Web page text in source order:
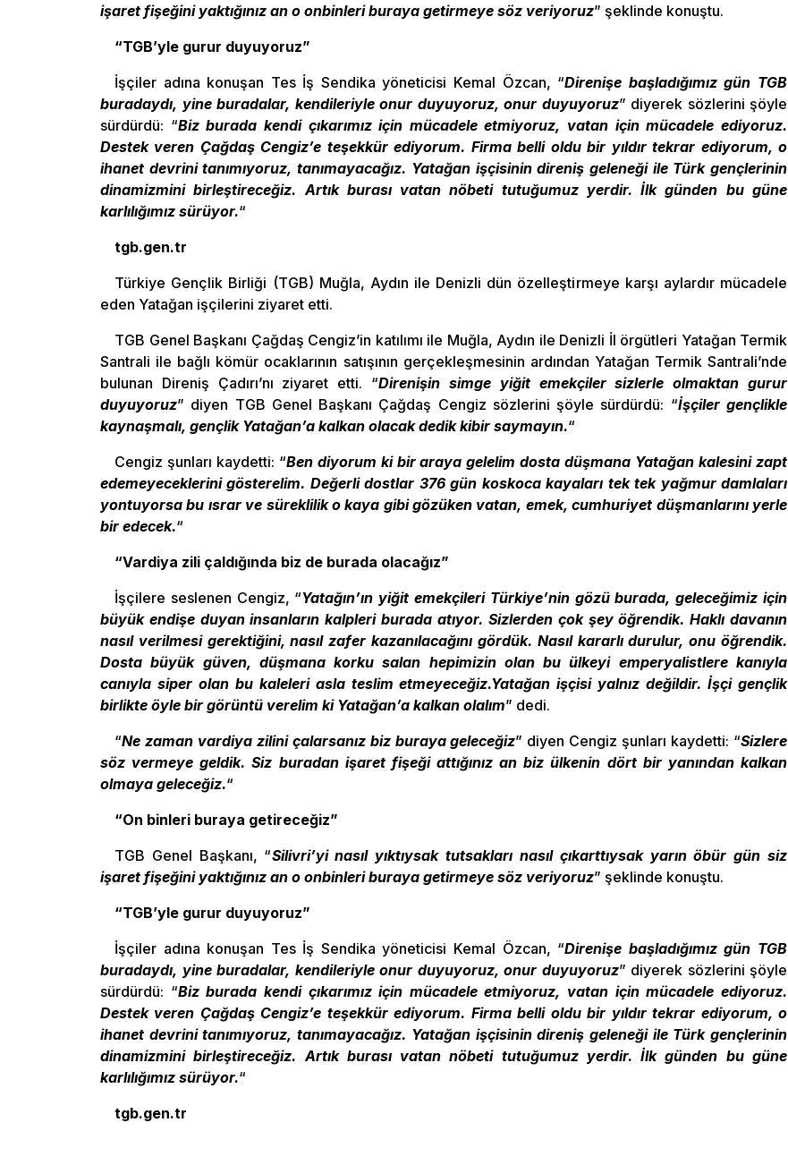
işaret fişeğini yaktığınız an o onbinleri buraya getirmeye söz veriyoruz” şeklinde konuştu.
“TGB’yle gurur duyuyoruz”
İşçiler adına konuşan Tes İş Sendika yöneticisi Kemal Özcan, “Direnişe başladığımız gün TGB
buradaydı, yine buradalar, kendileriyle onur duyuyoruz, onur duyuyoruz” diyerek sözlerini şöyle
sürdürdü: “Biz burada kendi çıkarımız için mücadele etmiyoruz, vatan için mücadele ediyoruz.
Destek veren Çağdaş Cengiz’e teşekkür ediyorum. Firma belli oldu bir yıldır tekrar ediyorum, o
ihanet devrini tanımıyoruz, tanımayacağız. Yatağan işçisinin direniş geleneği ile Türk gençlerinin
dinamizmini birleştireceğiz. Artık burası vatan nöbeti tutuğumuz yerdir. İlk günden bu güne
karlılığımız sürüyor.“
tgb.gen.tr
Türkiye Gençlik Birliği (TGB) Muğla, Aydın ile Denizli dün özelleştirmeye karşı aylardır mücadele
eden Yatağan işçilerini ziyaret etti.
TGB Genel Başkanı Çağdaş Cengiz’in katılımı ile Muğla, Aydın ile Denizli İl örgütleri Yatağan Termik
Santrali ile bağlı kömür ocaklarının satışının gerçekleşmesinin ardından Yatağan Termik Santrali’nde
bulunan Direniş Çadırı’nı ziyaret etti. “Direnişin simge yiğit emekçiler sizlerle olmaktan gurur
duyuyoruz” diyen TGB Genel Başkanı Çağdaş Cengiz sözlerini şöyle sürdürdü: “İşçiler gençlikle
kaynaşmalı, gençlik Yatağan’a kalkan olacak dedik kibir saymayın.“
Cengiz şunları kaydetti: “Ben diyorum ki bir araya gelelim dosta düşmana Yatağan kalesini zapt
edemeyeceklerini gösterelim. Değerli dostlar 376 gün koskoca kayaları tek tek yağmur damlaları
yontuyorsa bu ısrar ve süreklilik o kaya gibi gözüken vatan, emek, cumhuriyet düşmanlarını yerle
bir edecek.“
“Vardiya zili çaldığında biz de burada olacağız”
İşçilere seslenen Cengiz, “Yatağın’ın yiğit emekçileri Türkiye’nin gözü burada, geleceğimiz için
büyük endişe duyan insanların kalpleri burada atıyor. Sizlerden çok şey öğrendik. Haklı davanın
nasıl verilmesi gerektiğini, nasıl zafer kazanılacağını gördük. Nasıl kararlı durulur, onu öğrendik.
Dosta büyük güven, düşmana korku salan hepimizin olan bu ülkeyi emperyalistlere kanıyla
canıyla siper olan bu kaleleri asla teslim etmeyeceğiz.Yatağan işçisi yalnız değildir. İşçi gençlik
birlikte öyle bir görüntü verelim ki Yatağan’a kalkan olalım” dedi.
“Ne zaman vardiya zilini çalarsanız biz buraya geleceğiz” diyen Cengiz şunları kaydetti: “Sizlere
söz vermeye geldik. Siz buradan işaret fişeği attığınız an biz ülkenin dört bir yanından kalkan
olmaya geleceğiz.“
“On binleri buraya getireceğiz”
TGB Genel Başkanı, “Silivri’yi nasıl yıktıysak tutsakları nasıl çıkarttıysak yarın öbür gün siz
işaret fişeğini yaktığınız an o onbinleri buraya getirmeye söz veriyoruz” şeklinde konuştu.
“TGB’yle gurur duyuyoruz”
İşçiler adına konuşan Tes İş Sendika yöneticisi Kemal Özcan, “Direnişe başladığımız gün TGB
buradaydı, yine buradalar, kendileriyle onur duyuyoruz, onur duyuyoruz” diyerek sözlerini şöyle
sürdürdü: “Biz burada kendi çıkarımız için mücadele etmiyoruz, vatan için mücadele ediyoruz.
Destek veren Çağdaş Cengiz’e teşekkür ediyorum. Firma belli oldu bir yıldır tekrar ediyorum, o
ihanet devrini tanımıyoruz, tanımayacağız. Yatağan işçisinin direniş geleneği ile Türk gençlerinin
dinamizmini birleştireceğiz. Artık burası vatan nöbeti tutuğumuz yerdir. İlk günden bu güne
karlılığımız sürüyor.“
tgb.gen.tr